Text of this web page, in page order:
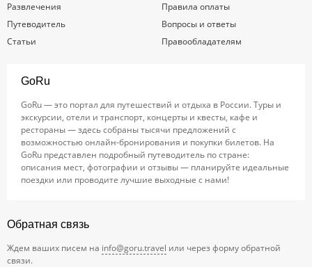
Развлечения
Путеводитель
Статьи
Правила оплаты
Вопросы и ответы
Правообладателям
GoRu
GoRu — это портал для путешествий и отдыха в России. Туры и
экскурсии, отели и транспорт, концерты и квесты, кафе и
рестораны — здесь собраны тысячи предложений с
возможностью онлайн-бронирования и покупки билетов. На
GoRu представлен подробный путеводитель по стране:
описания мест, фотографии и отзывы — планируйте идеальные
поездки или проводите лучшие выходные с нами!
Обратная связь
Ждем ваших писем на info@goru.travel или через форму обратной
связи.